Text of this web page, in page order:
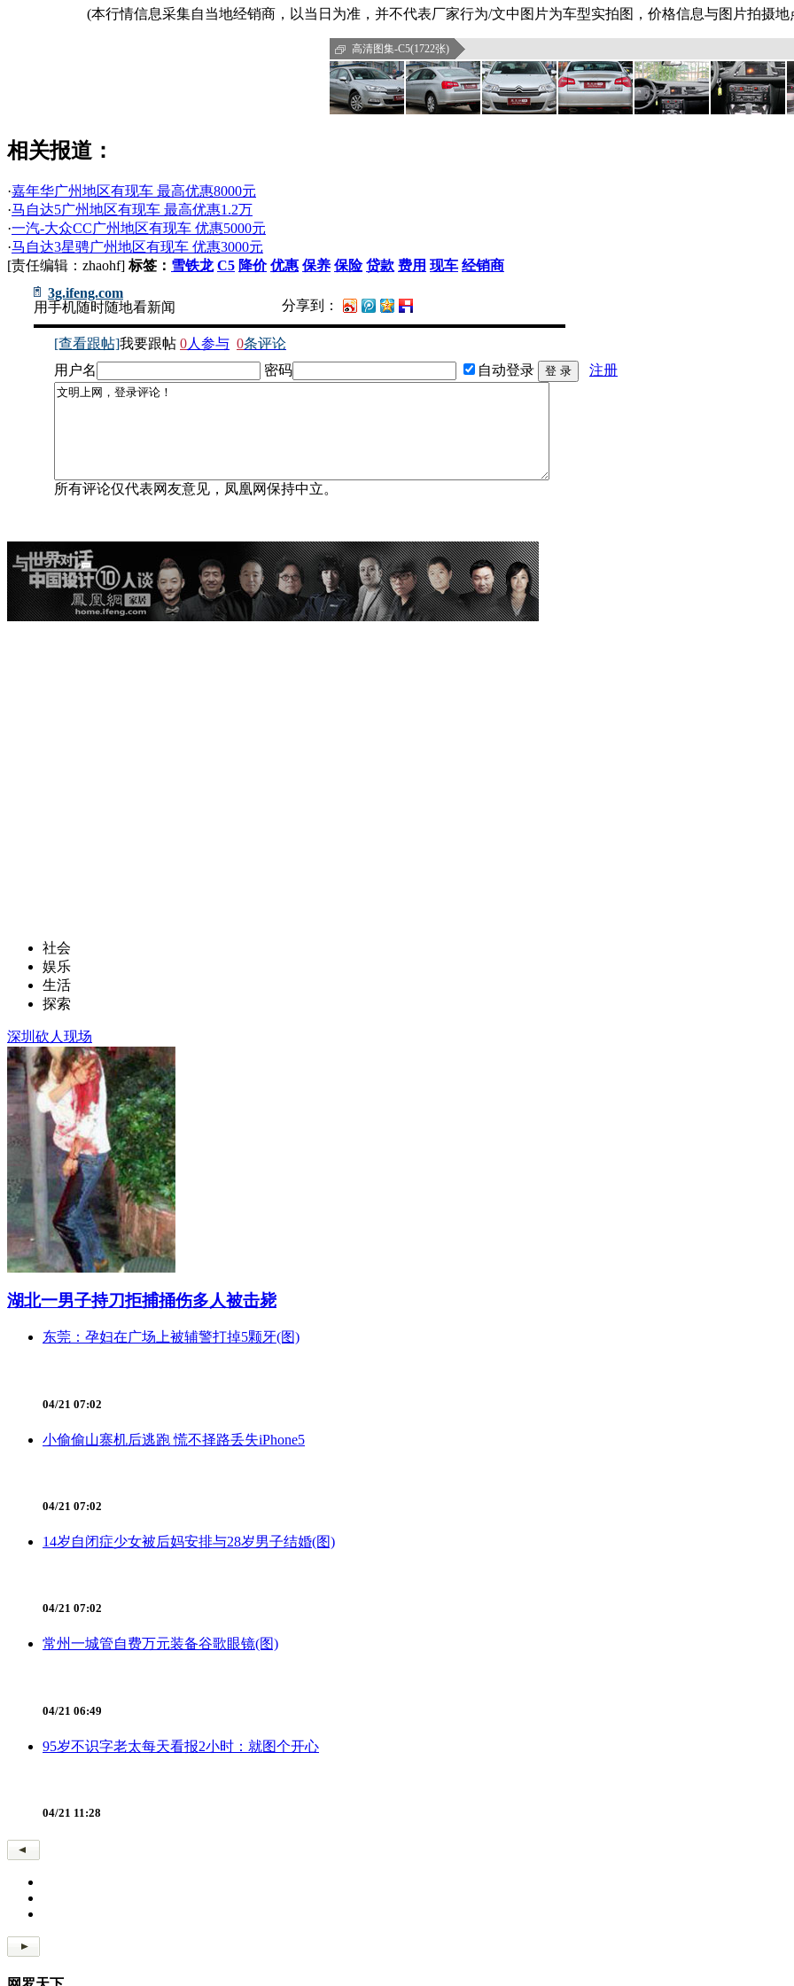
(本行情信息采集自当地经销商，以当日为准，并不代表厂家行为/文中图片为车型实拍图，价格信息与图片拍摄地
高清图集-C5(1722张)
相关报道：
·嘉年华广州地区有现车 最高优惠8000元
·马自达5广州地区有现车 最高优惠1.2万
·一汽-大众CC广州地区有现车 优惠5000元
·马自达3星骋广州地区有现车 优惠3000元
[责任编辑：zhaohf] 标签： 雪铁龙 C5 降价 优惠 保养 保险 贷款 费用 现车 经销商
3g.ifeng.com
用手机随时随地看新闻
分享到：
[查看跟帖]我要跟帖 0人参与 0条评论
用户名
密码 自动登录 注册
所有评论仅代表网友意见，凤凰网保持中立。
社会
娱乐
生活
探索
深圳砍人现场
湖北一男子持刀拒捕捅伤多人被击毙
东莞：孕妇在广场上被辅警打掉5颗牙(图)
04/21 07:02
小偷偷山寨机后逃跑 慌不择路丢失iPhone5
04/21 07:02
14岁自闭症少女被后妈安排与28岁男子结婚(图)
04/21 07:02
常州一城管自费万元装备谷歌眼镜(图)
04/21 06:49
95岁不识字老太每天看报2小时：就图个开心
04/21 11:28